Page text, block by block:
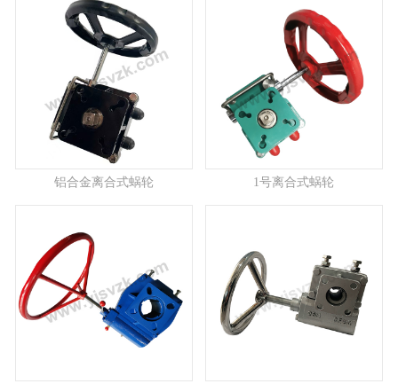
铝合金离合式蜗轮 1号离合式蜗轮